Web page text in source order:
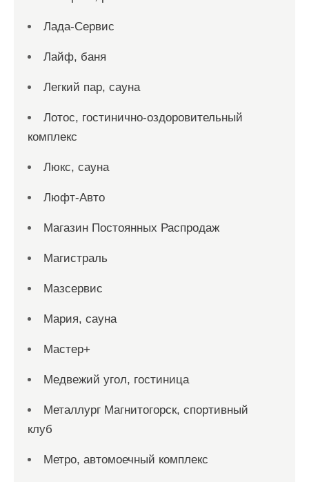
Лада-Сервис
Лайф, баня
Легкий пар, сауна
Лотос, гостинично-оздоровительный
комплекс
Люкс, сауна
Люфт-Авто
Магазин Постоянных Распродаж
Магистраль
Мазсервис
Мария, сауна
Мастер+
Медвежий угол, гостиница
Металлург Магнитогорск, спортивный
клуб
Метро, автомоечный комплекс